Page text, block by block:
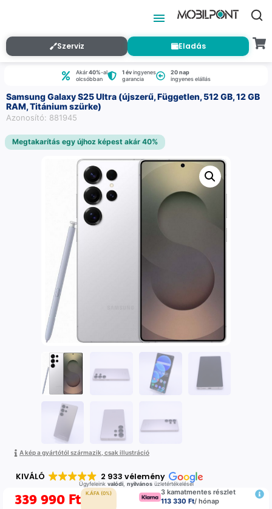
Szerviz Eladás
Akár40%-al
olcsóbban
1 évingyenes
garancia
20 nap
ingyenes elállás
Samsung Galaxy S25 Ultra (újszerű, Független, 512 GB, 12 GB
RAM, Titánium szürke)
Azonosító: 881945
Megtakarítás egy újhoz képest akár 40%
A kép a gyártótól származik, csak illustráció
KIVÁLÓ 2 933 vélemény
Ügyfeleink valódi, nyilvánosüzletértékelései
339 990 Ft K.ÁFA (0%)
3 kamatmentes részlet
113 330 Ft/ hónap